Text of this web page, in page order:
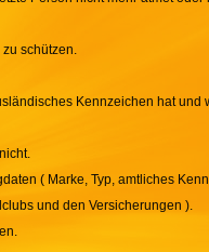
schützen.
Kennzeichen hat und
( Marke, Typ, amtliches
und den Versicherungen ).